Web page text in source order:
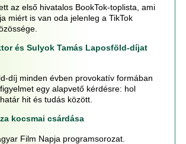
az első hivatalos BookTok-toplista, ami
miért is van oda jelenleg a TikTok
és Sulyok Tamás Laposföld-díjat
díj minden évben provokatív formában
egy alapvető kérdésre: hol
hit és tudás között.
kocsmai csárdása
Film Napja programsorozat.